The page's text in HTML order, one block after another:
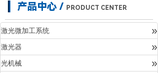
产品中心 / PRODUCT CENTER
激光微加工系统 »
激光器 »
光机械 »